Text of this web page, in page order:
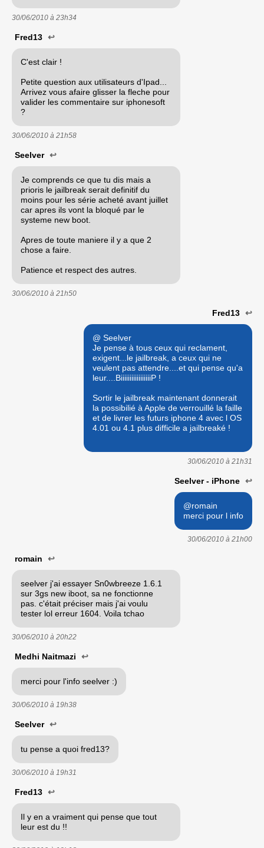
30/06/2010 à 23h34
Fred13 ↩
C'est clair !
Petite question aux utilisateurs d'Ipad...
Arrivez vous afaire glisser la fleche pour
valider les commentaire sur iphonesoft
?
30/06/2010 à 21h58
Seelver ↩
Je comprends ce que tu dis mais a
prioris le jailbreak serait definitif du
moins pour les série acheté avant juillet
car apres ils vont la bloqué par le
systeme new boot.
Apres de toute maniere il y a que 2
chose a faire.
Patience et respect des autres.
30/06/2010 à 21h50
Fred13 ↩
@ Seelver
Je pense à tous ceux qui reclament,
exigent...le jailbreak, a ceux qui ne
veulent pas attendre....et qui pense qu'a
leur....BiiiiiiiiiiiiiiiiiP !
Sortir le jailbreak maintenant donnerait
la possibilié à Apple de verrouillé la faille
et de livrer les futurs iphone 4 avec l OS
4.01 ou 4.1 plus difficile a jailbreaké !
30/06/2010 à 21h31
Seelver - iPhone ↩
@romain
merci pour l info
30/06/2010 à 21h00
romain ↩
seelver j'ai essayer Sn0wbreeze 1.6.1
sur 3gs new iboot, sa ne fonctionne
pas. c'était préciser mais j'ai voulu
tester lol erreur 1604. Voila tchao
30/06/2010 à 20h22
Medhi Naitmazi ↩
merci pour l'info seelver :)
30/06/2010 à 19h38
Seelver ↩
tu pense a quoi fred13?
30/06/2010 à 19h31
Fred13 ↩
Il y en a vraiment qui pense que tout
leur est du !!